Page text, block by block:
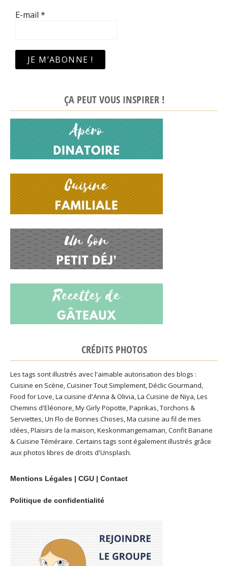
E-mail *
ÇA PEUT VOUS INSPIRER !
CRÉDITS PHOTOS
Les tags sont illustrés avec l'aimable autorisation des blogs :
Cuisine en Scène,Cuisiner Tout Simplement,Déclic Gourmand,
Food for Love,La cuisine d'Anna & Olivia,La Cuisine de Niya,Les
Chemins d'Eléonore,My Girly Popotte,Paprikas,Torchons &
Serviettes,Un Flo de Bonnes Choses,Ma cuisine au fil de mes
idées,Plaisirs de la maison,Keskonmangemaman,Confit Banane
&Cuisine Téméraire. Certains tags sont également illustrés grâce
aux photos libres de droits d'Unsplash.
Mentions Légales | CGU | Contact
Politique de confidentialité